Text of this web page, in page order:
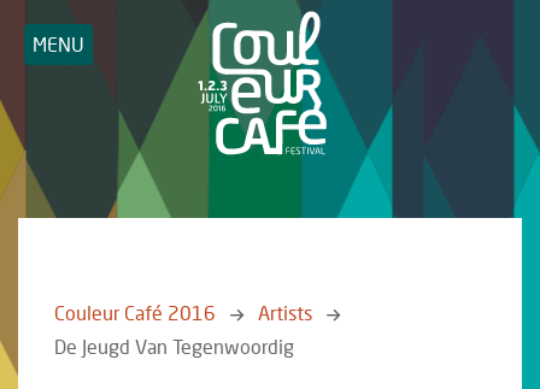
MENU
Couleur Café 2016
Artists
De Jeugd Van Tegenwoordig